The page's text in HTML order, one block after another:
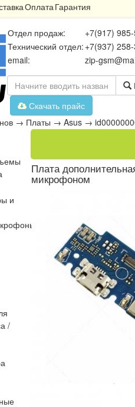
ОплатаГарантия
Отдел продаж:
+7(917)
Технический отдел: +7(937)
email:
zip-
Скачать прайс
→ Платы → Asus →
и
МикросхемыПлаты
/
Плата
микрофоном